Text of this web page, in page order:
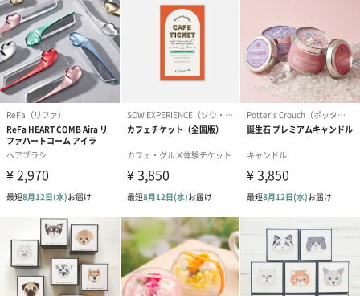
ドライフラワー・プリザーブドフラワー
自然のお花で作ったドライフラワー・プリザーブドフラワーを同
梱します。
一部花材が写真と異なる場合がございます。予めご了承くださ
い。パッケージに入れてお届けします。
プリザーブドフラワー
ブーケ（ピンク）
（2,580円）
プリザーブドフラワー
ブーケ（ブルー）
（2,580円）
アミュレット
ク）（1,500円